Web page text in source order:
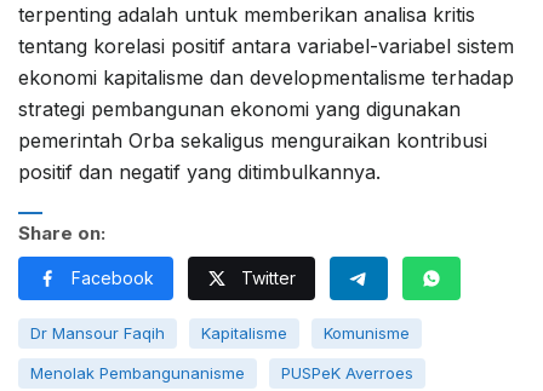
terpenting adalah untuk memberikan analisa kritis
tentang korelasi positif antara variabel-variabel sistem
ekonomi kapitalisme dan developmentalisme terhadap
strategi pembangunan ekonomi yang digunakan
pemerintah Orba sekaligus menguraikan kontribusi
positif dan negatif yang ditimbulkannya.
Share on:
Facebook Twitter
Dr Mansour Faqih Kapitalisme Komunisme
Menolak Pembangunanisme PUSPeK Averroes